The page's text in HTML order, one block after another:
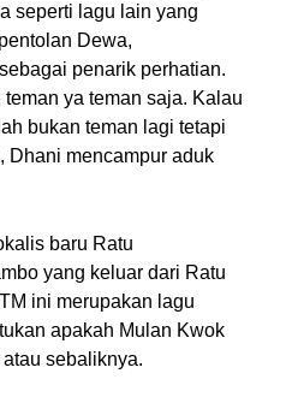
seperti lagu lain yang
Dewa,
penarik perhatian.
ya teman saja. Kalau
bukan teman lagi tetapi
Dhani mencampur aduk
baru Ratu
yang keluar dari Ratu
ini merupakan lagu
apakah Mulan Kwok
sebaliknya.